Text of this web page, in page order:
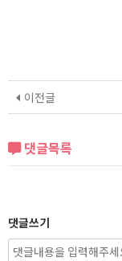
이전글
댓글목록
댓글쓰기